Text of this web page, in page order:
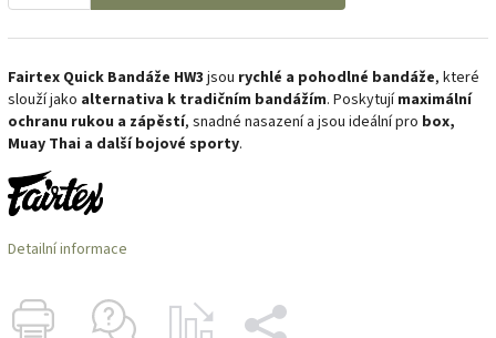
Fairtex Quick Bandáže HW3 jsou rychlé a pohodlné bandáže, které
slouží jako alternativa k tradičním bandážím. Poskytujímaximální
ochranu rukou a zápěstí, snadné nasazení a jsou ideální pro box,
Muay Thai a další bojové sporty.
Detailní informace